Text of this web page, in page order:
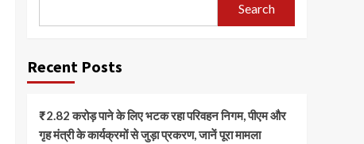
Search
Recent Posts
₹2.82 करोड़ पाने के लिए भटक रहा परिवहन निगम, पीएम और
गृह मंत्री के कार्यक्रमों से जुड़ा प्रकरण, जानें पूरा मामला